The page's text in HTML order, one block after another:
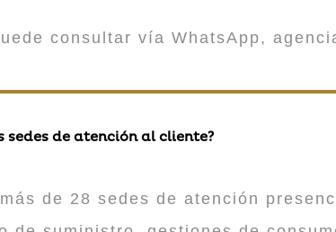
consultar vía WhatsApp,
sedes de atención al cliente?
de 28 sedes de atención